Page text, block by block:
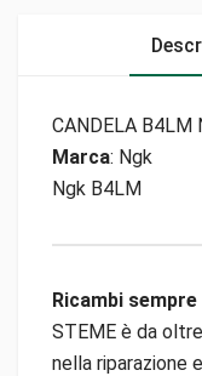
CANDELA B4LM
Marca: Ngk
Ngk B4LM
Ricambi
STEME è da
nella riparazione